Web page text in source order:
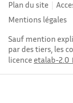
Plan du site
Mentions légales
Sauf mention
par des tiers, les
licence etalab-2.0